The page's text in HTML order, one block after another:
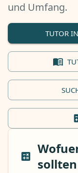
und Umfang.
TUTOR
sollten